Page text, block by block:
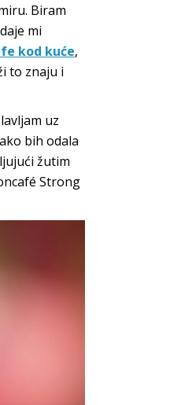
Biram
mi
kod kuće,
to znaju i
uz
bih odala
žutim
Strong